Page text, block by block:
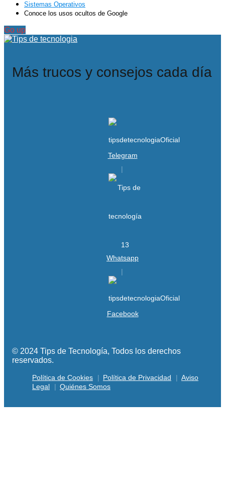
Sistemas Operativos
Conoce los usos ocultos de Google
Go up
Más trucos y consejos cada día
Telegram
Whatsapp
Facebook
© 2024 Tips de Tecnología, Todos los derechos
reservados.
Política de Cookies Política de Privacidad
Aviso
Legal
Quiénes Somos